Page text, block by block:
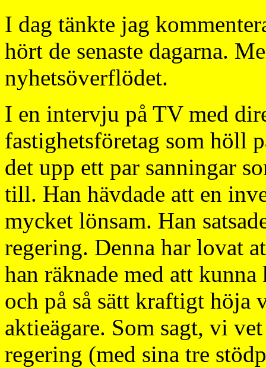
I dag tänkte jag
hört de senaste dagarna.
nyhetsöverflödet.
I en intervju på TV med
fastighetsföretag som höll
det upp ett par sanningar
till. Han hävdade att en
mycket lönsam. Han
regering. Denna har lovat
han räknade med att
och på så sätt kraftigt höja
aktieägare. Som sagt, vi
regering (med sina tre